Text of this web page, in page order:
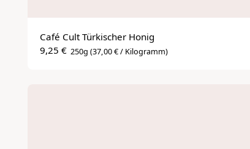
Café Cult Türkischer Honig
9,25 € 250g (37,00 € / Kilogramm)